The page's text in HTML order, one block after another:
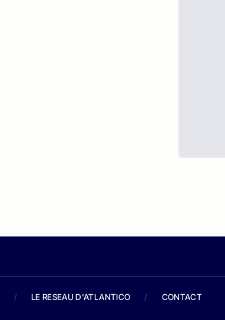
/ LE RESEAU D'ATLANTICO / CONTACT